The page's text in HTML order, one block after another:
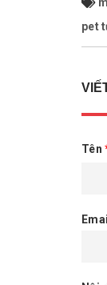
pet
Tên